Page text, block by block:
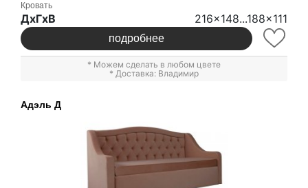
Кровать
ДxГxВ 216x148...188x111
подробнее
* Можем сделать в любом цвете
* Доставка: Владимир
Адэль Д